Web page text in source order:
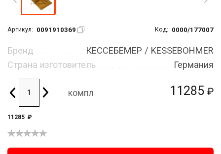
Артикул: 0091910369 Код: 0000/177007
11285 ₽
Бренд
КЕССЕБЁМЕР / KESSEBOHMER
Страна изготовитель
Германия
компл
11285 ₽